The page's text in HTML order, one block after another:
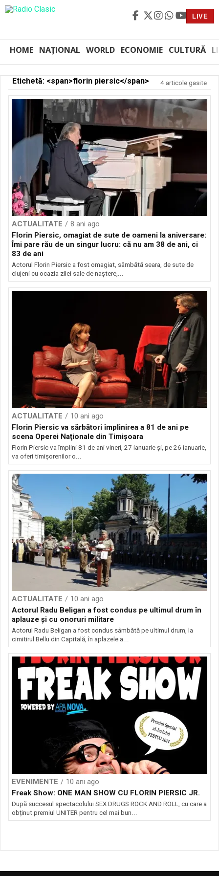
LIVE
HOME NAȚIONAL WORLD ECONOMIE CULTURĂ
Etichetă: <span>florin piersic</span> 4 articole gasite
ACTUALITATE
8 ani ago
Florin Piersic, omagiat de sute de oameni la aniversare:
Îmi pare rău de un singur lucru: că nu am 38 de ani, ci
83 de ani
Actorul Florin Piersic a fost omagiat, sâmbătă seara, de sute de
clujeni cu ocazia zilei sale de naştere,...
ACTUALITATE
10 ani ago
Florin Piersic va sărbători împlinirea a 81 de ani pe
scena Operei Naţionale din Timişoara
Florin Piersic va împlini 81 de ani vineri, 27 ianuarie şi, pe 26 ianuarie,
va oferi timişorenilor o...
ACTUALITATE
10 ani ago
Actorul Radu Beligan a fost condus pe ultimul drum în
aplauze şi cu onoruri militare
Actorul Radu Beligan a fost condus sâmbătă pe ultimul drum, la
cimitirul Bellu din Capitală, în aplazele a...
EVENIMENTE
10 ani ago
Freak Show: ONE MAN SHOW CU FLORIN PIERSIC JR.
După succesul spectacolului SEX DRUGS ROCK AND ROLL, cu care a
obținut premiul UNITER pentru cel mai bun...